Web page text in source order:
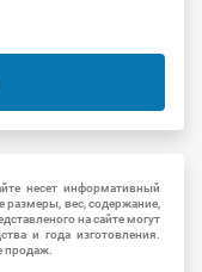
несет информативный
размеры, вес, содержание,
на сайте могут
и года изготовления.
продаж.